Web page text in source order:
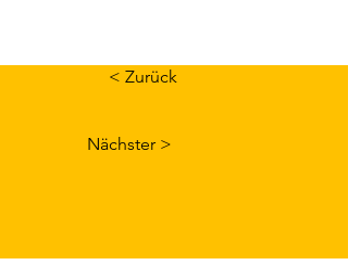
< Zurück
Nächster >